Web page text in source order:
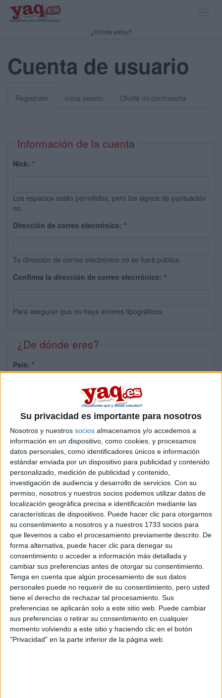
Su privacidad es importante para nosotros
Nosotros y nuestros socios almacenamos y/o accedemos a
información en un dispositivo, como cookies, y procesamos
datos personales, como identificadores únicos e información
estándar enviada por un dispositivo para publicidad y contenido
personalizado, medición de publicidad y contenido,
investigación de audiencia y desarrollo de servicios. Con su
permiso, nosotros y nuestros socios podemos utilizar datos de
localización geográfica precisa e identificación mediante las
características de dispositivos. Puede hacer clic para otorgarnos
su consentimiento a nosotros y a nuestros 1733 socios para
que llevemos a cabo el procesamiento previamente descrito. De
forma alternativa, puede hacer clic para denegar su
consentimiento o acceder a información más detallada y
cambiar sus preferencias antes de otorgar su consentimiento.
Tenga en cuenta que algún procesamiento de sus datos
personales puede no requerir de su consentimiento, pero usted
tiene el derecho de rechazar tal procesamiento. Sus
preferencias se aplicarán solo a este sitio web. Puede cambiar
sus preferencias o retirar su consentimiento en cualquier
momento volviendo a este sitio y haciendo clic en el botón
"Privacidad" en la parte inferior de la página web.
¿Dónde estoy?
Cuenta de usuario
Regístrate inicia sesión Olvidé mi contraseña
Información de la cuenta
Nick: *
Los espacios están permitidos, pero los signos de puntuación
no.
Dirección de correo electrónico: *
Tu dirección de correo electrónico no se hará pública.
Confirma la dirección de correo electrónico: *
Para asegurar que no haya errores tipográficos
¿De dónde eres?
País: *
Sobre ti
Soy:*
Chico
Chica
¿En qué año terminas (o terminaste) bachillerato o FP?
Soy estudiante de:*
Términos y Condiciones de Uso
Aceptolos Términos y Condicionesde uso*